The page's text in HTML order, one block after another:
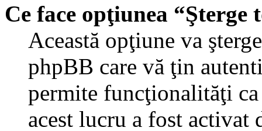
Ce face opţiunea
Această opţiune va
phpBB care vă ţin
permite funcţionalităţi
acest lucru a fost